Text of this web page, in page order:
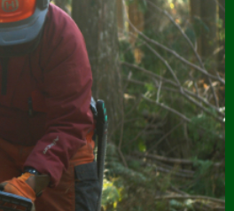
か
せ
ル/治山・林道等コンクール 受賞作
フジヤマギャラリー）
新規就業者確保促進支援事業実施